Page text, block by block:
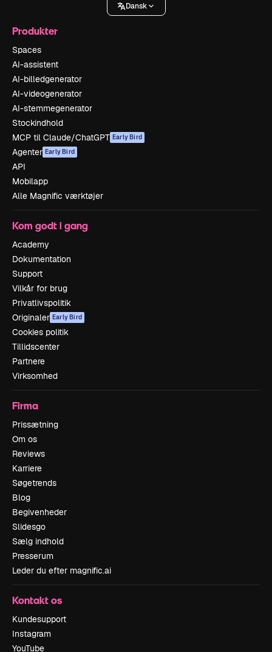
Dansk
Produkter
Spaces
AI-assistent
AI-billedgenerator
AI-videogenerator
AI-stemmegenerator
Stockindhold
MCP til Claude/ChatGPT Early Bird
Agenter Early Bird
API
Mobilapp
Alle Magnific værktøjer
Kom godt i gang
Academy
Dokumentation
Support
Vilkår for brug
Privatlivspolitik
Originaler Early Bird
Cookies politik
Tillidscenter
Partnere
Virksomhed
Firma
Prissætning
Om os
Reviews
Karriere
Søgetrends
Blog
Begivenheder
Slidesgo
Sælg indhold
Presserum
Leder du efter magnific.ai
Kontakt os
Kundesupport
Instagram
YouTube